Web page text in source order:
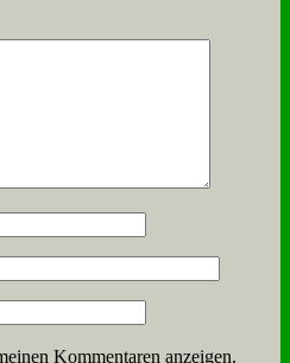
Kommentaren anzeigen.